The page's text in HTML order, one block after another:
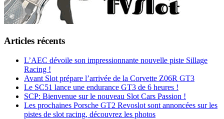
Articles récents
L’AEC dévoile son impressionnante nouvelle piste Sillage
Racing !
Avant Slot prépare l’arrivée de la Corvette Z06R GT3
Le SC51 lance une endurance GT3 de 6 heures !
SCP: Bienvenue sur le nouveau Slot Cars Passion !
Les prochaines Porsche GT2 Revoslot sont annoncées sur les
pistes de slot racing, découvrez les photos